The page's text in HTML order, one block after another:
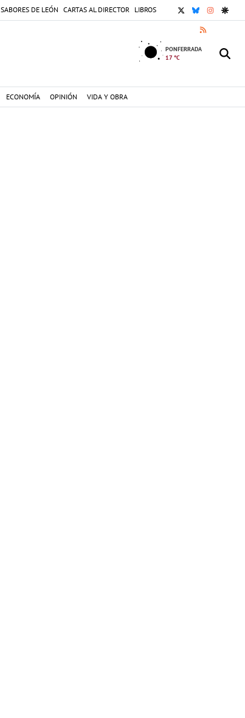
SABORES DE LEÓN CARTAS AL DIRECTOR LIBROS X BLUESKY
RSS
PONFERRADA
17 °C
ECONOMÍA OPINIÓN VIDA Y OBRA